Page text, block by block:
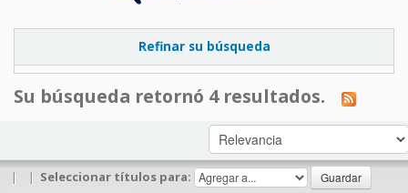
Refinar su búsqueda
Su búsqueda retornó 4 resultados.
| | Seleccionar títulos para: